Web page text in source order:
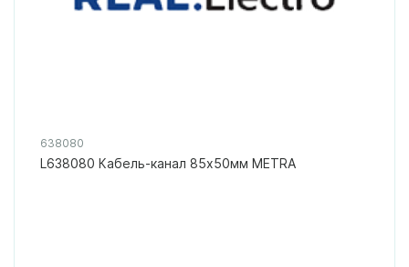
638080
L638080 Кабель-канал 85x50мм METRA